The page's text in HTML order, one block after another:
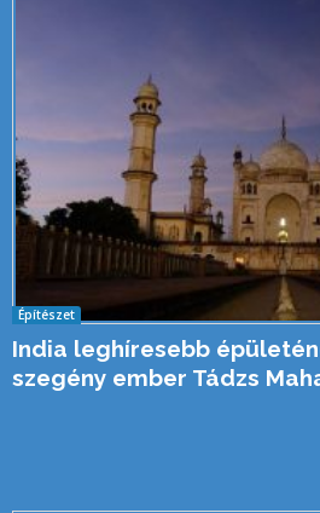
Építészet
India leghíresebb
szegény ember Tádzs